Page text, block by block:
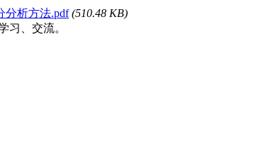
分析方法.pdf (510.48 KB)
习、交流。